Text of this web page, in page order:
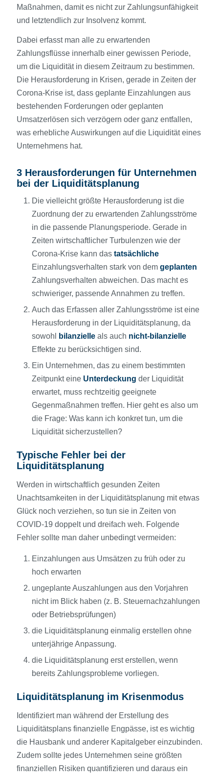
Maßnahmen, damit es nicht zur Zahlungsunfähigkeit
und letztendlich zur Insolvenz kommt.
Dabei erfasst man alle zu erwartenden
Zahlungsflüsse innerhalb einer gewissen Periode,
um die Liquidität in diesem Zeitraum zu bestimmen.
Die Herausforderung in Krisen, gerade in Zeiten der
Corona-Krise ist, dass geplante Einzahlungen aus
bestehenden Forderungen oder geplanten
Umsatzerlösen sich verzögern oder ganz entfallen,
was erhebliche Auswirkungen auf die Liquidität eines
Unternehmens hat.
3 Herausforderungen für Unternehmen
bei der Liquiditätsplanung
Die vielleicht größte Herausforderung ist die
Zuordnung der zu erwartenden Zahlungsströme
in die passende Planungsperiode. Gerade in
Zeiten wirtschaftlicher Turbulenzen wie der
Corona-Krise kann das tatsächliche
Einzahlungsverhalten stark von dem geplanten
Zahlungsverhalten abweichen. Das macht es
schwieriger, passende Annahmen zu treffen.
Auch das Erfassen aller Zahlungsströme ist eine
Herausforderung in der Liquiditätsplanung, da
sowohl
bilanzielleals auch nicht-bilanzielle
Effekte zu berücksichtigen sind.
Ein Unternehmen, das zu einem bestimmten
Zeitpunkt eine Unterdeckung der Liquidität
erwartet, muss rechtzeitig geeignete
Gegenmaßnahmen treffen. Hier geht es also um
die Frage: Was kann ich konkret tun, um die
Liquidität sicherzustellen?
Typische Fehler bei der
Liquiditätsplanung
Werden in wirtschaftlich gesunden Zeiten
Unachtsamkeiten in der Liquiditätsplanung mit etwas
Glück noch verziehen, so tun sie in Zeiten von
COVID-19 doppelt und dreifach weh. Folgende
Fehler sollte man daher unbedingt vermeiden:
Einzahlungen aus Umsätzen zu früh oder zu
hoch erwarten
ungeplante Auszahlungen aus den Vorjahren
nicht im Blick haben (z. B. Steuernachzahlungen
oder Betriebsprüfungen)
die Liquiditätsplanung einmalig erstellen ohne
unterjährige Anpassung.
die Liquiditätsplanung erst erstellen, wenn
bereits Zahlungsprobleme vorliegen.
Liquiditätsplanung im Krisenmodus
Identifiziert man während der Erstellung des
Liquiditätsplans finanzielle Engpässe, ist es wichtig
die Hausbank und anderer Kapitalgeber einzubinden.
Zudem sollte jedes Unternehmen seine größten
finanziellen Risiken quantifizieren und daraus ein